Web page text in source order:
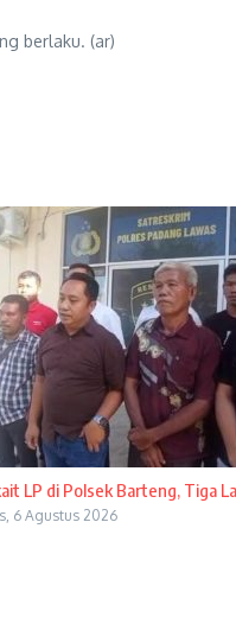
berlaku. (ar)
LP di Polsek Barteng, Tiga
6 Agustus 2026